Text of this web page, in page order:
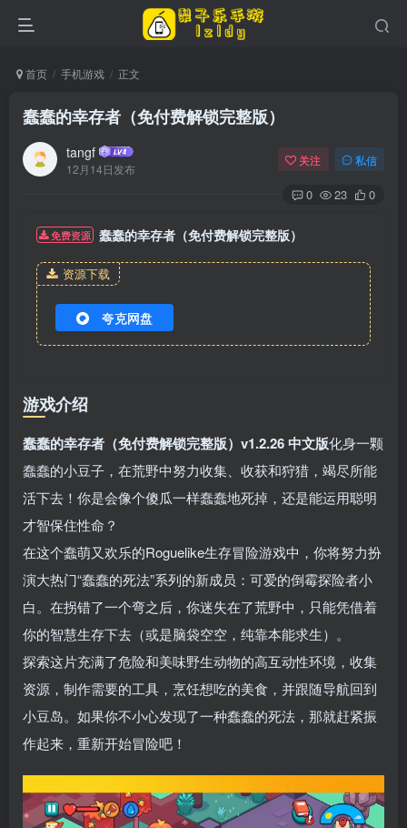
首页 手机游戏 正文
蠢蠢的幸存者（免付费解锁完整版）
tangf
12月14日发布
关注 私信
0 23 0
免费资源 蠢蠢的幸存者（免付费解锁完整版）
资源下载
夸克网盘
游戏介绍
蠢蠢的幸存者（免付费解锁完整版）v1.2.26 中文版化身一颗
蠢蠢的小豆子，在荒野中努力收集、收获和狩猎，竭尽所能
活下去！你是会像个傻瓜一样蠢蠢地死掉，还是能运用聪明
才智保住性命？
在这个蠢萌又欢乐的Roguelike生存冒险游戏中，你将努力扮
演大热门“蠢蠢的死法”系列的新成员：可爱的倒霉探险者小
白。在拐错了一个弯之后，你迷失在了荒野中，只能凭借着
你的智慧生存下去（或是脑袋空空，纯靠本能求生）。
探索这片充满了危险和美味野生动物的高互动性环境，收集
资源，制作需要的工具，烹饪想吃的美食，并跟随导航回到
小豆岛。如果你不小心发现了一种蠢蠢的死法，那就赶紧振
作起来，重新开始冒险吧！